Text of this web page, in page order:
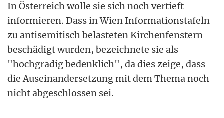
In Österreich wolle sie sich noch vertieft
informieren. Dass in Wien Informationstafeln
zu antisemitisch belasteten Kirchenfenstern
beschädigt wurden, bezeichnete sie als
"hochgradig bedenklich", da dies zeige, dass
die Auseinandersetzung mit dem Thema noch
nicht abgeschlossen sei.